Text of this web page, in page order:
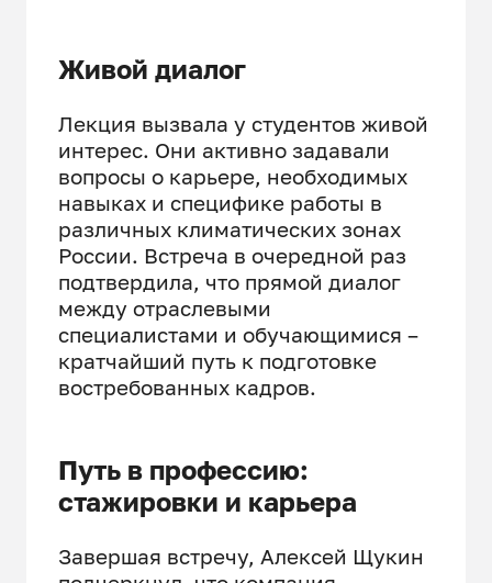
Живой диалог
Лекция вызвала у студентов живой
интерес. Они активно задавали
вопросы о карьере, необходимых
навыках и специфике работы в
различных климатических зонах
России. Встреча в очередной раз
подтвердила, что прямой диалог
между отраслевыми
специалистами и обучающимися –
кратчайший путь к подготовке
востребованных кадров.
Путь в профессию:
стажировки и карьера
Завершая встречу, Алексей Щукин